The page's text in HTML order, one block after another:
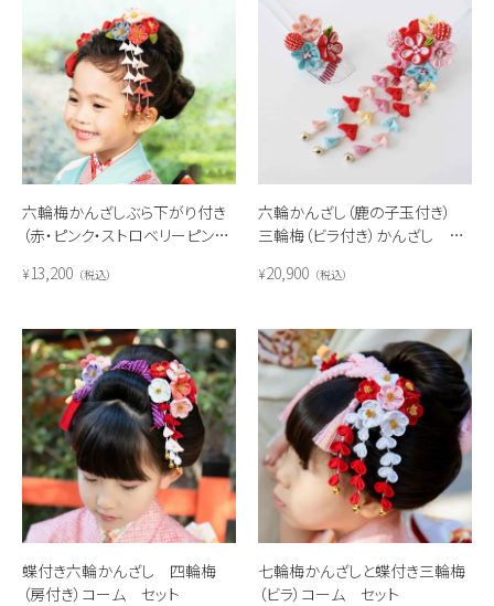
六輪梅かんざしぶら下がり付き
（赤・ピンク・ストロベリーピンク・
¥13,200 税込
六輪かんざし（鹿の子玉付き）
三輪梅（ビラ付き）かんざし セ
¥20,900 税込
蝶付き六輪かんざし 四輪梅
（房付き）コーム セット
七輪梅かんざしと蝶付き三輪梅
（ビラ）コーム セット